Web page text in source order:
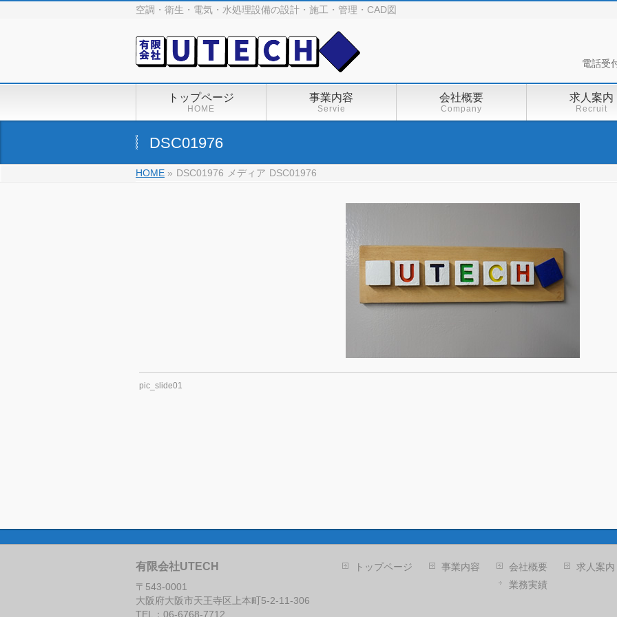
空調・衛生・電気・水処理設備の設計・施工・管理・CAD図
電話受
トップページ
HOME
事業内容
Servie
会社概要
Company
求人案内
Recruit
DSC01976
HOME » DSC01976 メディア DSC01976
pic_slide01
有限会社UTECH
〒543-0001
大阪府大阪市天王寺区上本町5-2-11-306
TEL：06-6768-7712
トップページ 事業内容
会社概要
業務実績
求人案内